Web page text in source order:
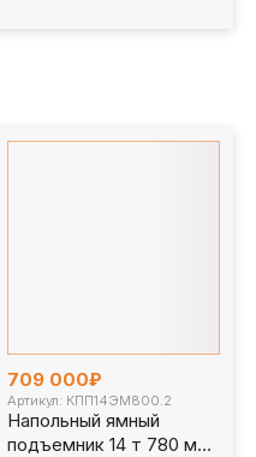
709 000₽
Артикул: КПП14ЭМ800.2
Напольный ямный
подъемник 14 т 780 мм